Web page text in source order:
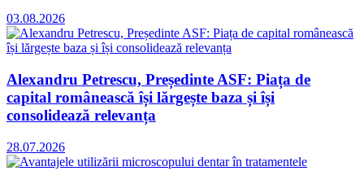
03.08.2026
Alexandru Petrescu, Președinte ASF: Piața de
capital românească își lărgește baza și își
consolidează relevanța
28.07.2026